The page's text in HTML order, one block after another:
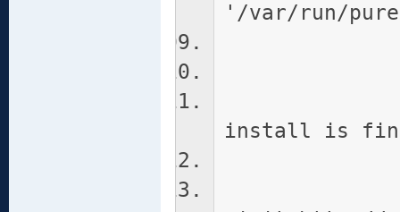
'/var/run/
install is